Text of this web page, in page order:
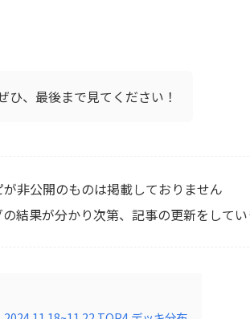
ひ、最後まで見てください！
非公開のものは掲載しておりません
結果が分かり次第、記事の更新をして